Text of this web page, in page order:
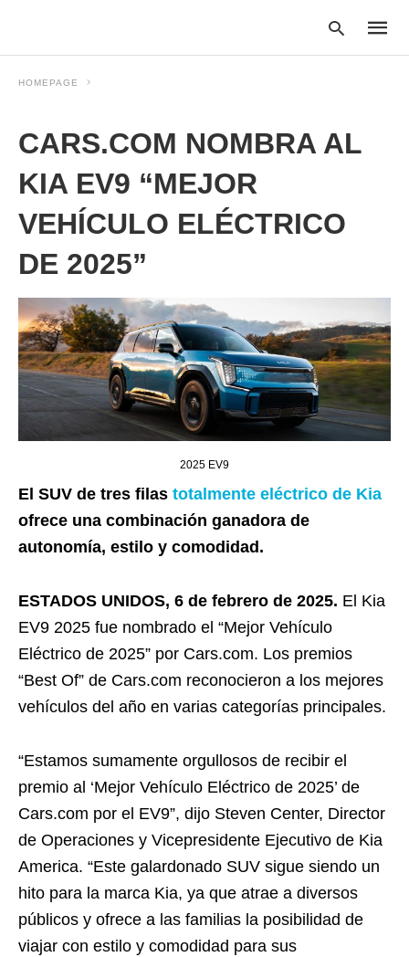
HOMEPAGE
CARS.COM NOMBRA AL
KIA EV9 “MEJOR
VEHÍCULO ELÉCTRICO
DE 2025”
2025 EV9
El SUV de tres filas totalmente eléctrico de Kia
ofrece una combinación ganadora de
autonomía, estilo y comodidad.
ESTADOS UNIDOS, 6 de febrero de 2025. El Kia
EV9 2025 fue nombrado el “Mejor Vehículo
Eléctrico de 2025” por Cars.com. Los premios
“Best Of” de Cars.com reconocieron a los mejores
vehículos del año en varias categorías principales.
“Estamos sumamente orgullosos de recibir el
premio al ‘Mejor Vehículo Eléctrico de 2025’ de
Cars.com por el EV9”, dijo Steven Center, Director
de Operaciones y Vicepresidente Ejecutivo de Kia
America. “Este galardonado SUV sigue siendo un
hito para la marca Kia, ya que atrae a diversos
públicos y ofrece a las familias la posibilidad de
viajar con estilo y comodidad para sus